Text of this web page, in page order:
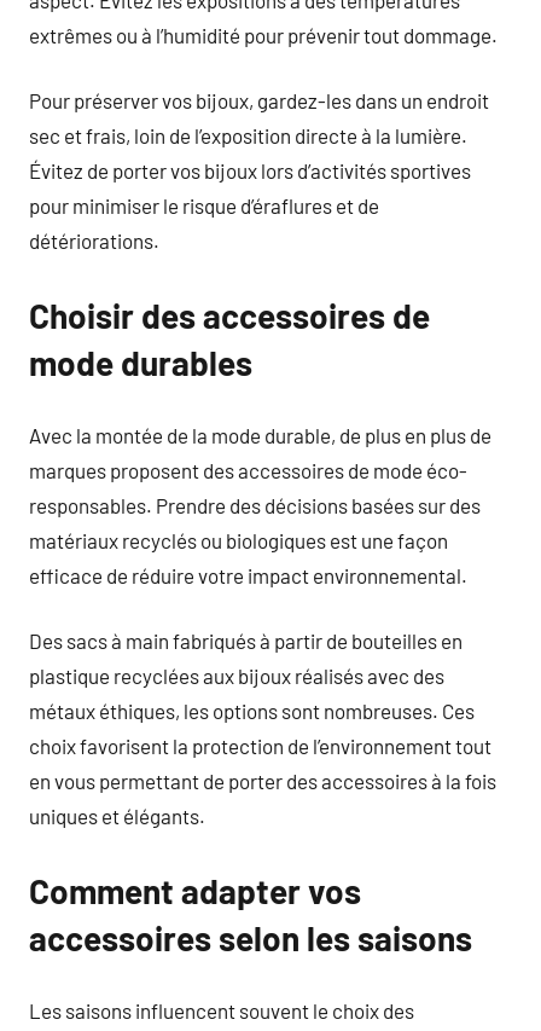
extrêmes ou à l’humidité pour prévenir tout dommage.
Pour préserver vos bijoux, gardez-les dans un endroit
sec et frais, loin de l’exposition directe à la lumière.
Évitez de porter vos bijoux lors d’activités sportives
pour minimiser le risque d’éraflures et de
détériorations.
Choisir des accessoires de
mode durables
Avec la montée de la mode durable, de plus en plus de
marques proposent des accessoires de mode éco-
responsables. Prendre des décisions basées sur des
matériaux recyclés ou biologiques est une façon
efficace de réduire votre impact environnemental.
Des sacs à main fabriqués à partir de bouteilles en
plastique recyclées aux bijoux réalisés avec des
métaux éthiques, les options sont nombreuses. Ces
choix favorisent la protection de l’environnement tout
en vous permettant de porter des accessoires à la fois
uniques et élégants.
Comment adapter vos
accessoires selon les saisons
Les saisons influencent souvent le choix des